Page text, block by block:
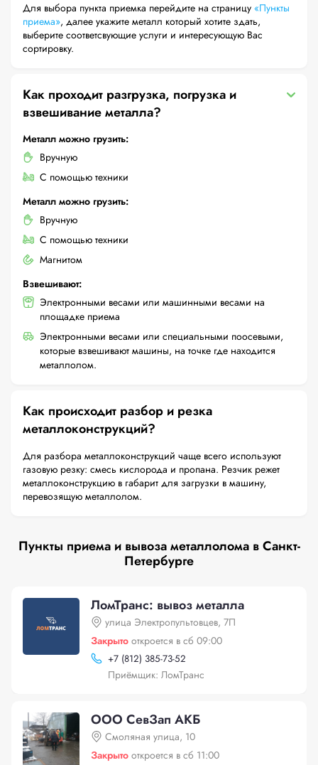
Для выбора пункта приемка перейдите на страницу «Пункты
приема», далее укажите металл который хотите здать,
выберите соответсвующие услуги и интересующую Вас
сортировку.
Как проходит разгрузка, погрузка и
взвешивание металла?
Металл можно грузить:
Вручную
С помощью техники
Металл можно грузить:
Вручную
С помощью техники
Магнитом
Взвешивают:
Электронными весами или машинными весами на
площадке приема
Электронными весами или специальными поосевыми,
которые взвешивают машины, на точке где находится
металлолом.
Как происходит разбор и резка
металлоконструкций?
Для разбора металлоконструкций чаще всего используют
газовую резку: смесь кислорода и пропана. Резчик режет
металлоконструкцию в габарит для загрузки в машину,
перевозящую металлолом.
Пункты приема и вывоза металлолома в Санкт-
Петербурге
ЛомТранс: вывоз металла
улица Электропультовцев, 7П
Закрыто откроется в сб 09:00
+7 (812) 385-73-52
Приёмщик: ЛомТранс
ООО СевЗап АКБ
Смоляная улица, 10
Закрыто откроется в сб 11:00